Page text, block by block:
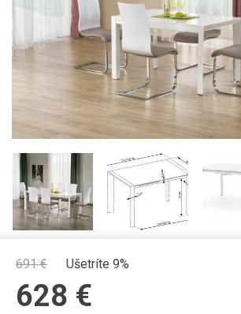
691€ Ušetríte 9%
628 €